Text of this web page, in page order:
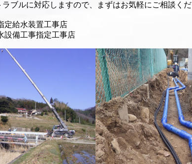
ブルに対応しますので、まずはお気軽にご相談くだ
定給水装置工事店
設備工事指定工事店